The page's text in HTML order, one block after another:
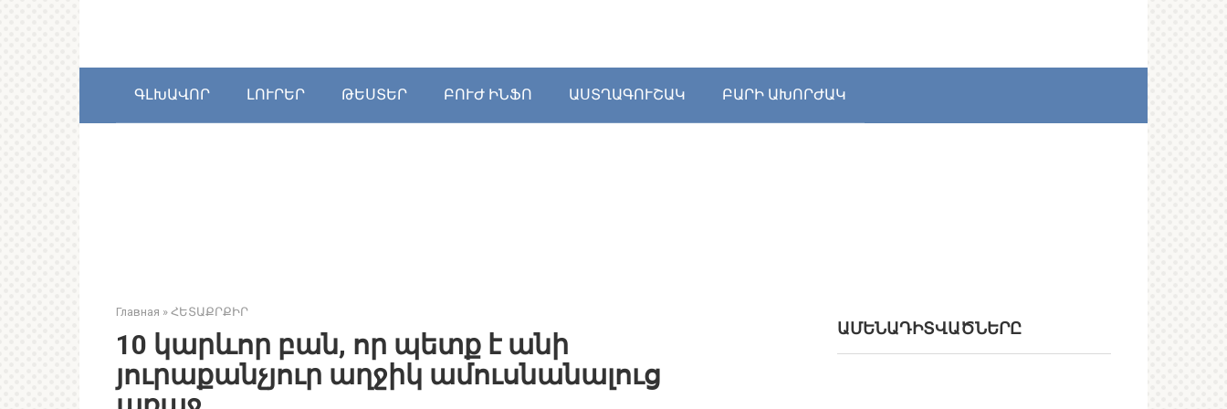
ԳԼԽԱՎՈՐ ԼՈՒՐԵՐ ԹԵՍՏԵՐ ԲՈՒԺ ԻՆՖՈ ԱՍՏՂԱԳՈՒՇԱԿ ԲԱՐԻ ԱԽՈՐԺԱԿ
Главная » ՀԵՏԱՔՐՔԻՐ
10 կարևոր բան, որ պետք է անի
յուրաքանչյուր աղջիկ ամուսնանալուց
ԱՄԵՆԱԴԻՏՎԱԾՆԵՐԸ